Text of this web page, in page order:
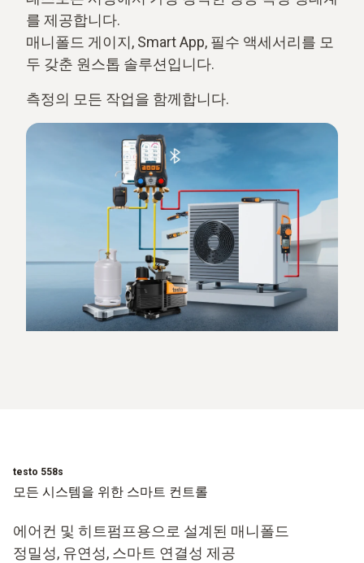
를 제공합니다.
매니폴드 게이지, Smart App, 필수 액세서리를 모
두 갖춘 원스톱 솔루션입니다.
측정의 모든 작업을 함께합니다.
testo 558s
모든 시스템을 위한 스마트 컨트롤
에어컨 및 히트펌프용으로 설계된 매니폴드
정밀성, 유연성, 스마트 연결성 제공